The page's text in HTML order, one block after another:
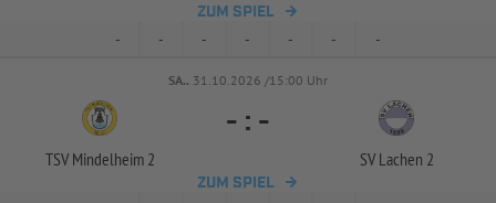
ZUM SPIEL
- - - - - - -
SA.. 31.10.2026 /15:00 Uhr
TSV Mindelheim 2
- : -
SV Lachen 2
ZUM SPIEL